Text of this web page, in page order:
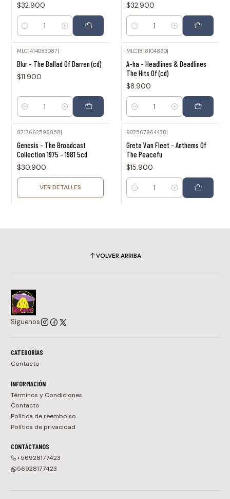
$32.900
Cantidad
$32.900
Cantidad
MLC1414083087
Blur - The Ballad Of Darren (cd)
$11.900
Cantidad
MLC1818104860
A-ha - Headlines & Deadlines
The Hits Of (cd)
$8.900
Cantidad
8717662596858|
Genesis - The Broadcast
Collection 1975 - 1981 5cd
$30.900
VER DETALLES
602567964438|
Greta Van Fleet - Anthems Of
The Peacefu
$15.900
Cantidad
VOLVER ARRIBA
Síguenos
CATEGORÍAS
Contacto
INFORMACIÓN
Términos y Condiciones
Contacto
Política de reembolso
Política de privacidad
CONTÁCTANOS
+56928177423
56928177423